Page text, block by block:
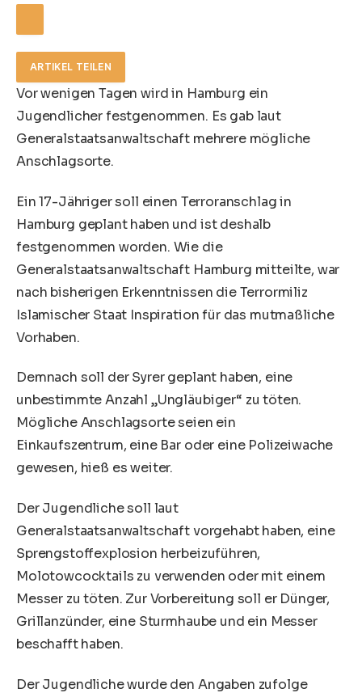
ARTIKEL TEILEN
Vor wenigen Tagen wird in Hamburg ein
Jugendlicher festgenommen. Es gab laut
Generalstaatsanwaltschaft mehrere mögliche
Anschlagsorte.
Ein 17-Jähriger soll einen Terroranschlag in
Hamburg geplant haben und ist deshalb
festgenommen worden. Wie die
Generalstaatsanwaltschaft Hamburg mitteilte, war
nach bisherigen Erkenntnissen die Terrormiliz
Islamischer Staat Inspiration für das mutmaßliche
Vorhaben.
Demnach soll der Syrer geplant haben, eine
unbestimmte Anzahl „Ungläubiger“ zu töten.
Mögliche Anschlagsorte seien ein
Einkaufszentrum, eine Bar oder eine Polizeiwache
gewesen, hieß es weiter.
Der Jugendliche soll laut
Generalstaatsanwaltschaft vorgehabt haben, eine
Sprengstoffexplosion herbeizuführen,
Molotowcocktails zu verwenden oder mit einem
Messer zu töten. Zur Vorbereitung soll er Dünger,
Grillanzünder, eine Sturmhaube und ein Messer
beschafft haben.
Der Jugendliche wurde den Angaben zufolge